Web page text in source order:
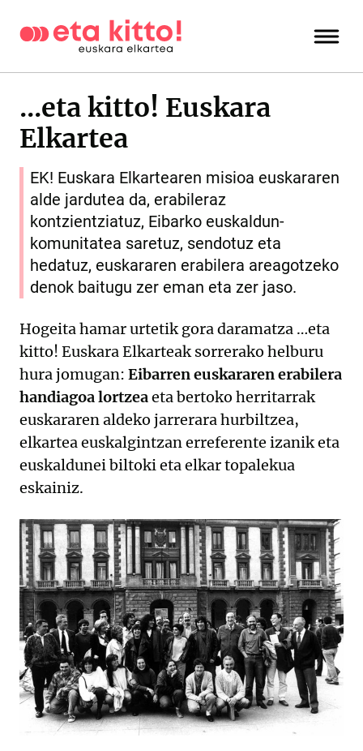
...eta kitto! Euskara
Elkartea
EK! Euskara Elkartearen misioa euskararen
alde jardutea da, erabileraz
kontzientziatuz, Eibarko euskaldun-
komunitatea saretuz, sendotuz eta
hedatuz, euskararen erabilera areagotzeko
denok baitugu zer eman eta zer jaso.
Hogeita hamar urtetik gora daramatza …eta
kitto! Euskara Elkarteak sorrerako helburu
hura jomugan: Eibarren euskararen erabilera
handiagoa lortzeaeta bertoko herritarrak
euskararen aldeko jarrerara hurbiltzea,
elkartea euskalgintzan erreferente izanik eta
euskaldunei biltoki eta elkar topalekua
eskainiz.